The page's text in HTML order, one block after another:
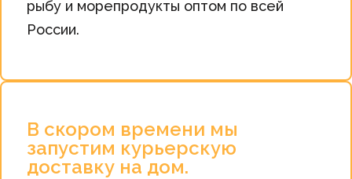
рыбу и морепродукты оптом по всей
России.
В скором времени мы
запустим курьерскую
доставку на дом.